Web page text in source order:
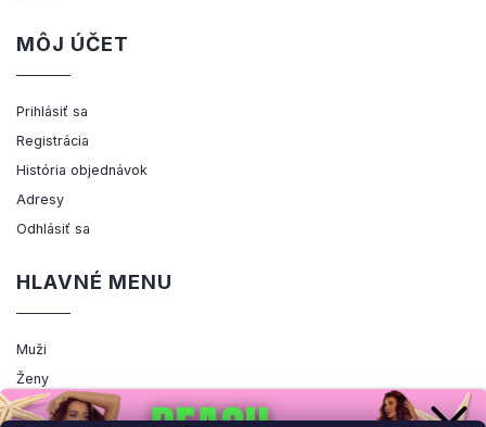
MÔJ ÚČET
Prihlásiť sa
Registrácia
História objednávok
Adresy
Odhlásiť sa
HLAVNÉ MENU
Muži
Ženy
Výpredaj